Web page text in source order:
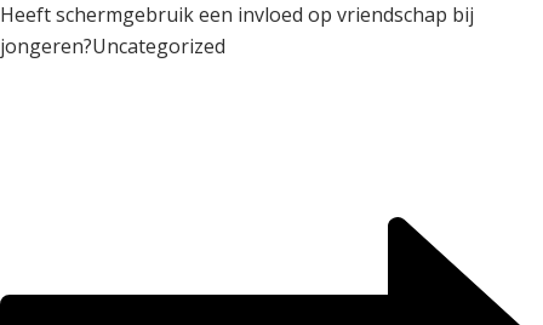
Heeft schermgebruik een invloed op vriendschap bij
jongeren?Uncategorized